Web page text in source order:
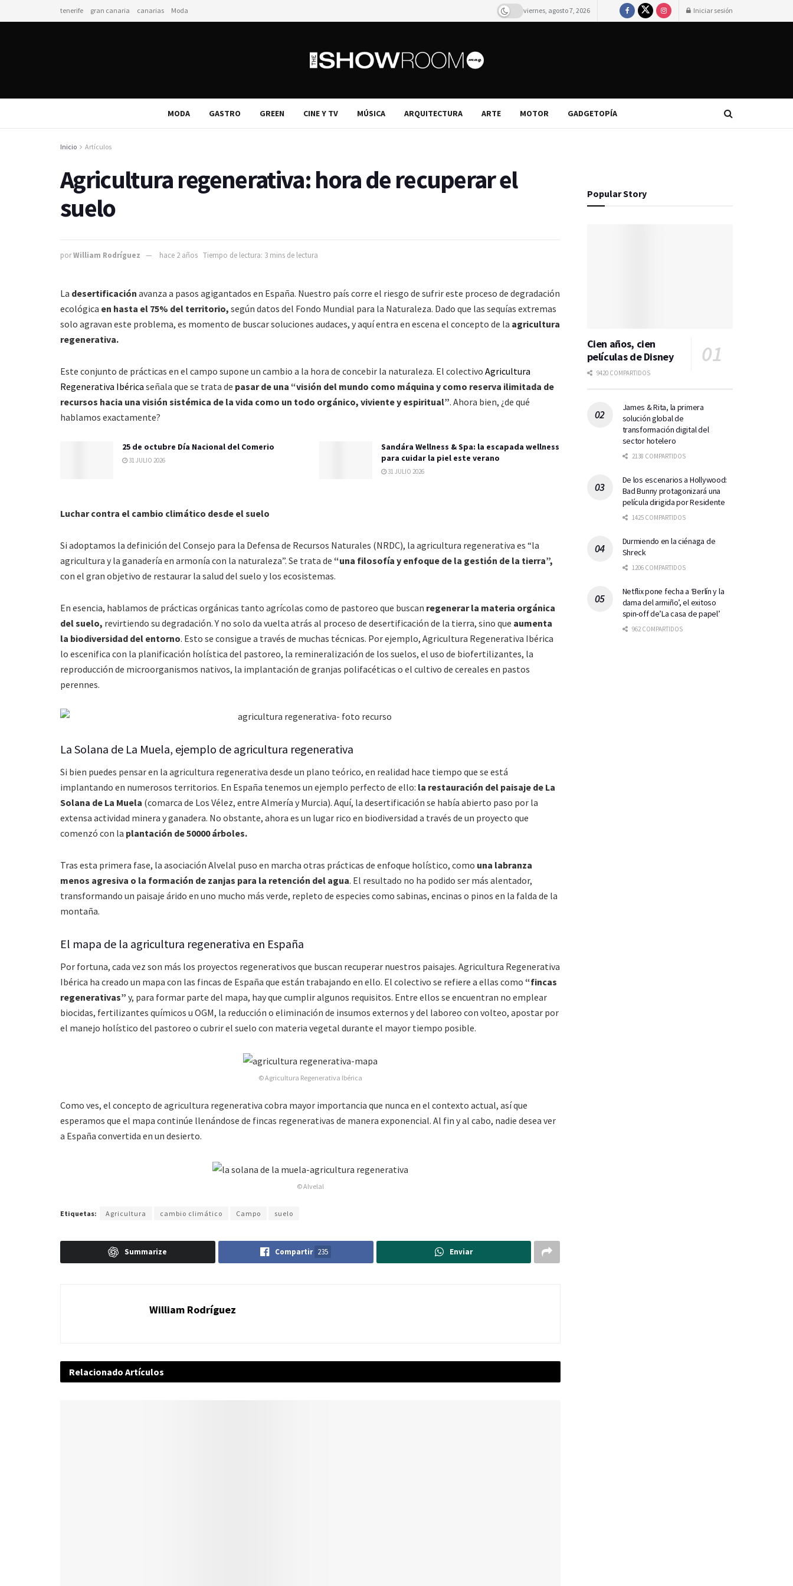
tenerife gran canaria canarias Moda viernes, agosto 7, 2026 Iniciar sesión
MODA GASTRO GREEN CINE Y TV MÚSICA ARQUITECTURA ARTE MOTOR GADGETOPÍA
Inicio Artículos
Agricultura regenerativa: hora de recuperar el
suelo
porWilliam Rodríguez hace 2 años Tiempo de lectura: 3 mins de lectura
La desertificación avanza a pasos agigantados en España. Nuestro país corre el riesgo de sufrir este proceso de degradación
ecológica en hasta el 75% del territorio, según datos del Fondo Mundial para la Naturaleza. Dado que las sequías extremas
solo agravan este problema, es momento de buscar soluciones audaces, y aquí entra en escena el concepto de la agricultura
regenerativa.
Este conjunto de prácticas en el campo supone un cambio a la hora de concebir la naturaleza. El colectivo Agricultura
Regenerativa Ibérica señala que se trata de pasar de una “visión del mundo como máquina y como reserva ilimitada de
recursos hacia una visión sistémica de la vida como un todo orgánico, viviente y espiritual”. Ahora bien, ¿de qué
hablamos exactamente?
25 de octubre Día Nacional del Comerio
31 JULIO 2026
Sandára Wellness & Spa: la escapada wellness
para cuidar la piel este verano
31 JULIO 2026
Luchar contra el cambio climático desde el suelo
Si adoptamos la definición del Consejo para la Defensa de Recursos Naturales (NRDC), la agricultura regenerativa es “la
agricultura y la ganadería en armonía con la naturaleza”. Se trata de “una filosofía y enfoque de la gestión de la tierra”,
con el gran objetivo de restaurar la salud del suelo y los ecosistemas.
En esencia, hablamos de prácticas orgánicas tanto agrícolas como de pastoreo que buscan regenerar la materia orgánica
del suelo, revirtiendo su degradación. Y no solo da vuelta atrás al proceso de desertificación de la tierra, sino que aumenta
la biodiversidad del entorno. Esto se consigue a través de muchas técnicas. Por ejemplo, Agricultura Regenerativa Ibérica
lo escenifica con la planificación holística del pastoreo, la remineralización de los suelos, el uso de biofertilizantes, la
reproducción de microorganismos nativos, la implantación de granjas polifacéticas o el cultivo de cereales en pastos
perennes.
La Solana de La Muela, ejemplo de agricultura regenerativa
Si bien puedes pensar en la agricultura regenerativa desde un plano teórico, en realidad hace tiempo que se está
implantando en numerosos territorios. En España tenemos un ejemplo perfecto de ello: la restauración del paisaje de La
Solana de La Muela (comarca de Los Vélez, entre Almería y Murcia). Aquí, la desertificación se había abierto paso por la
extensa actividad minera y ganadera. No obstante, ahora es un lugar rico en biodiversidad a través de un proyecto que
comenzó con la plantación de 50000 árboles.
Tras esta primera fase, la asociación Alvelal puso en marcha otras prácticas de enfoque holístico, como una labranza
menos agresiva o la formación de zanjas para la retención del agua. El resultado no ha podido ser más alentador,
transformando un paisaje árido en uno mucho más verde, repleto de especies como sabinas, encinas o pinos en la falda de la
montaña.
El mapa de la agricultura regenerativa en España
Por fortuna, cada vez son más los proyectos regenerativos que buscan recuperar nuestros paisajes. Agricultura Regenerativa
Ibérica ha creado un mapa con las fincas de España que están trabajando en ello. El colectivo se refiere a ellas como “fincas
regenerativas” y, para formar parte del mapa, hay que cumplir algunos requisitos. Entre ellos se encuentran no emplear
biocidas, fertilizantes químicos u OGM, la reducción o eliminación de insumos externos y del laboreo con volteo, apostar por
el manejo holístico del pastoreo o cubrir el suelo con materia vegetal durante el mayor tiempo posible.
© Agricultura Regenerativa Ibérica
Como ves, el concepto de agricultura regenerativa cobra mayor importancia que nunca en el contexto actual, así que
esperamos que el mapa continúe llenándose de fincas regenerativas de manera exponencial. Al fin y al cabo, nadie desea ver
a España convertida en un desierto.
© Alvelal
Etiquetas: Agricultura cambio climático Campo suelo
Summarize Compartir 235 Enviar
William Rodríguez
Relacionado Artículos
Popular Story
Cien años, cien
películas de Disney
9420 COMPARTIDOS
James & Rita, la primera
solución global de
transformación digital del
sector hotelero
2138 COMPARTIDOS
De los escenarios a Hollywood:
Bad Bunny protagonizará una
película dirigida por Residente
1425 COMPARTIDOS
Durmiendo en la ciénaga de
Shreck
1206 COMPARTIDOS
Netflix pone fecha a ‘Berlín y la
dama del armiño’, el exitoso
spin-off de’La casa de papel’
962 COMPARTIDOS